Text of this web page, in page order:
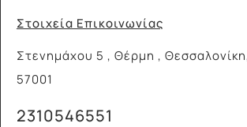
Στοιχεία Επικοινωνίας
Στενημάχου 5 , Θέρμη ,
57001
2310546551